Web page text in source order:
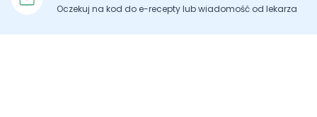
Oczekuj na kod do e-recepty lub wiadomość od lekarza